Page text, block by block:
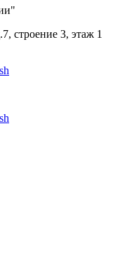
строение 3, этаж 1